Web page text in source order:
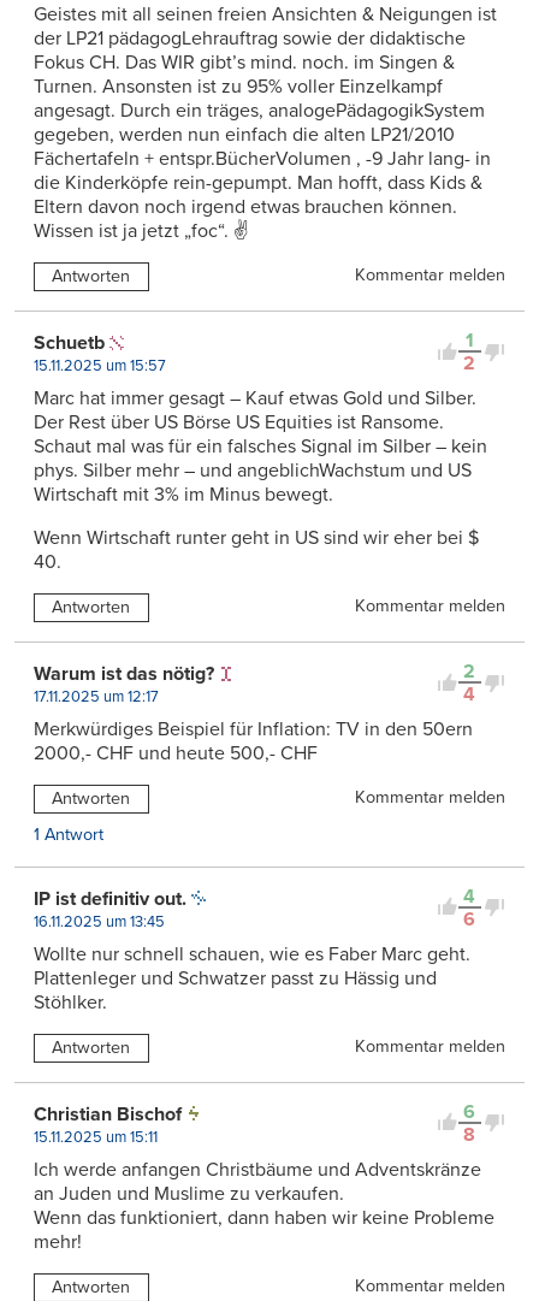
Geistes mit all seinen freien Ansichten & Neigungen ist
der LP21 pädagogLehrauftrag sowie der didaktische
Fokus CH. Das WIR gibt’s mind. noch. im Singen &
Turnen. Ansonsten ist zu 95% voller Einzelkampf
angesagt. Durch ein träges, analogePädagogikSystem
gegeben, werden nun einfach die alten LP21/2010
Fächertafeln + entspr.BücherVolumen , -9 Jahr lang- in
die Kinderköpfe rein-gepumpt. Man hofft, dass Kids &
Eltern davon noch irgend etwas brauchen können.
Wissen ist ja jetzt „foc“. ✌
Antworten Kommentar melden
1
2
Schuetb
15.11.2025 um 15:57
Marc hat immer gesagt – Kauf etwas Gold und Silber.
Der Rest über US Börse US Equities ist Ransome.
Schaut mal was für ein falsches Signal im Silber – kein
phys. Silber mehr – und angeblichWachstum und US
Wirtschaft mit 3% im Minus bewegt.
Wenn Wirtschaft runter geht in US sind wir eher bei $
40.
Antworten Kommentar melden
2
4
Warum ist das nötig?
17.11.2025 um 12:17
Merkwürdiges Beispiel für Inflation: TV in den 50ern
2000,- CHF und heute 500,- CHF
Antworten
Kommentar melden
1 Antwort
4
6
IP ist definitiv out.
16.11.2025 um 13:45
Wollte nur schnell schauen, wie es Faber Marc geht.
Plattenleger und Schwatzer passt zu Hässig und
Stöhlker.
Antworten Kommentar melden
6
8
Christian Bischof
15.11.2025 um 15:11
Ich werde anfangen Christbäume und Adventskränze
an Juden und Muslime zu verkaufen.
Wenn das funktioniert, dann haben wir keine Probleme
mehr!
Antworten Kommentar melden